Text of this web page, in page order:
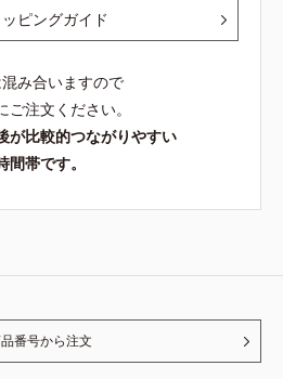
ピングガイド
み合いますので
ご注文ください。
が比較的つながりやすい
間帯です。
番号から注文